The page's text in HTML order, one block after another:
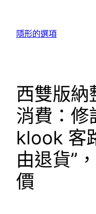
隱形的選項
西雙版納
消費：修
klook 客
由退貨”
價